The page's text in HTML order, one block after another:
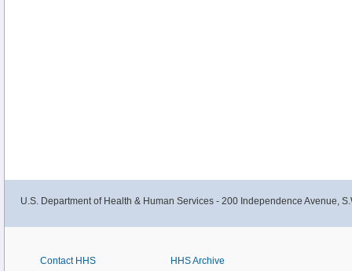
U.S. Department of Health & Human Services - 200 Independence Avenue,
Contact HHS
HHS Archive